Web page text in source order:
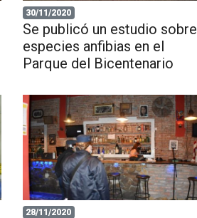
30/11/2020
Se publicó un estudio sobre
especies anfibias en el
Parque del Bicentenario
28/11/2020